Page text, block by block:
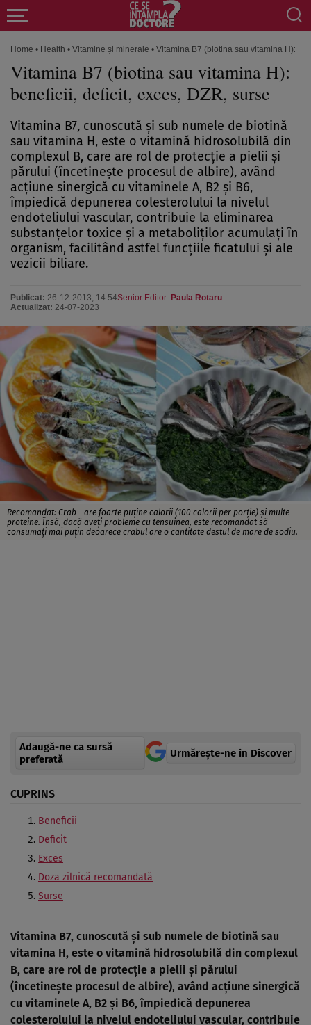
Home • Health • Vitamine și minerale • Vitamina B7 (biotina sau vitamina H):
Vitamina B7 (biotina sau vitamina H):
beneficii, deficit, exces, DZR, surse
Vitamina B7, cunoscută şi sub numele de biotină
sau vitamina H, este o vitamină hidrosolubilă din
complexul B, care are rol de protecţie a pielii şi
părului (încetineşte procesul de albire), având
acţiune sinergică cu vitaminele A, B2 şi B6,
împiedică depunerea colesterolului la nivelul
endoteliului vascular, contribuie la eliminarea
substanţelor toxice şi a metaboliţilor acumulaţi în
organism, facilitând astfel funcţiile ficatului şi ale
vezicii biliare.
Publicat: 26-12-2013, 14:54
Actualizat: 24-07-2023
Senior Editor: Paula Rotaru
Recomandat: Crab - are foarte puţine calorii (100 calorii per porţie) şi multe
proteine. Însă, dacă aveţi probleme cu tensuinea, este recomandat să
consumaţi mai puţin deoarece crabul are o cantitate destul de mare de sodiu.
Adaugă-ne ca sursă
preferată
Urmărește-ne in Discover
CUPRINS
Beneficii
Deficit
Exces
Doza zilnică recomandată
Surse
Vitamina B7, cunoscută şi sub numele de biotină sau
vitamina H, este o vitamină hidrosolubilă din complexul
B, care are rol de protecţie a pielii şi părului
(încetineşte procesul de albire), având acţiune sinergică
cu vitaminele A, B2 şi B6, împiedică depunerea
colesterolului la nivelul endoteliului vascular, contribuie